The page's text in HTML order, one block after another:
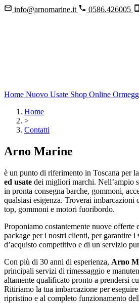
info@arnomarine.it 0586.426005
Home Nuovo Usate Shop Online
Home
>
Contatti
Arno Marine
è un punto di riferimento in Toscana per
ed usate dei migliori marchi. Nell’ampio
in pronta consegna barche, gommoni,
qualsiasi esigenza. Troverai imbarcazioni
top, gommoni e motori fuoribordo.
Proponiamo costantemente nuove offerte
package per i nostri clienti, per garantire i
d’acquisto competitivo e di un servizio
Con più di 30 anni di esperienza, Arno
principali servizi di rimessaggio e
altamente qualificato pronto a prendersi
Ritiriamo la tua imbarcazione per
ripristino e al completo funzionamento